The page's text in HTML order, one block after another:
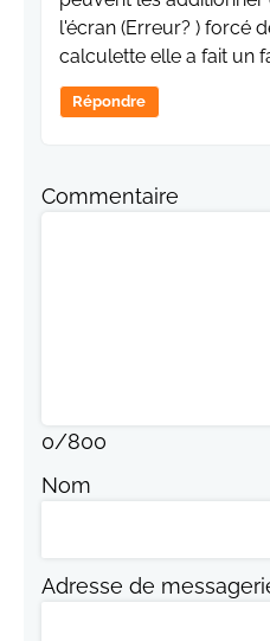
l'écran (Erreur? ) forcé
calculette elle a fait un
Répondre
Commentaire
0/800
Nom
Adresse de